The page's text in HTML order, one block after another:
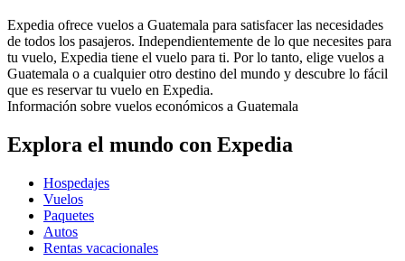
Expedia ofrece vuelos a Guatemala para satisfacer las necesidades
de todos los pasajeros. Independientemente de lo que necesites para
tu vuelo, Expedia tiene el vuelo para ti. Por lo tanto, elige vuelos a
Guatemala o a cualquier otro destino del mundo y descubre lo fácil
que es reservar tu vuelo en Expedia.
Información sobre vuelos económicos a Guatemala
Explora el mundo con Expedia
Hospedajes
Vuelos
Paquetes
Autos
Rentas vacacionales